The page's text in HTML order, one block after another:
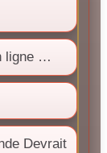
ligne …
Devrait